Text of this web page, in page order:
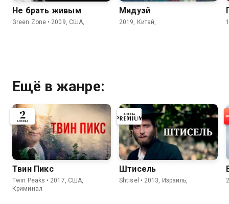
Не брать живым
Green Zone • 2009, США,
Мидуэй
2019, Китай,
Ещё в жанре:
Твин Пикс
Twin Peaks • 2017, США,
Криминал
Штисель
Shtisel • 2013, Израиль,